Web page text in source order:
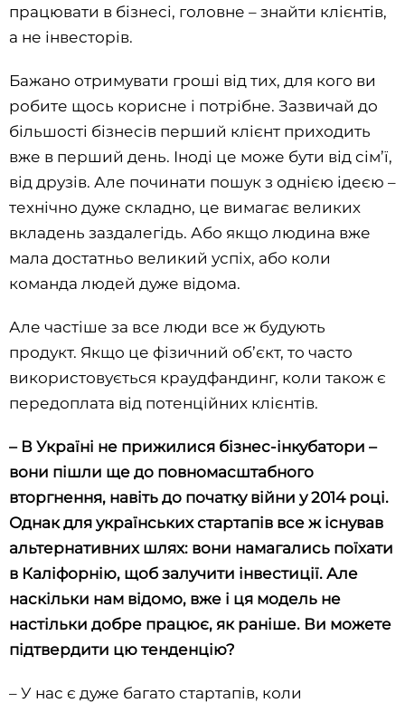
працювати в бізнесі, головне – знайти клієнтів,
а не інвесторів.
Бажано отримувати гроші від тих, для кого ви
робите щось корисне і потрібне. Зазвичай до
більшості бізнесів перший клієнт приходить
вже в перший день. Іноді це може бути від сім’ї,
від друзів. Але починати пошук з однією ідеєю –
технічно дуже складно, це вимагає великих
вкладень заздалегідь. Або якщо людина вже
мала достатньо великий успіх, або коли
команда людей дуже відома.
Але частіше за все люди все ж будують
продукт. Якщо це фізичний об’єкт, то часто
використовується краудфандинг, коли також є
передоплата від потенційних клієнтів.
– В Україні не прижилися бізнес-інкубатори –
вони пішли ще до повномасштабного
вторгнення, навіть до початку війни у 2014 році.
Однак для українських стартапів все ж існував
альтернативних шлях: вони намагались поїхати
в Каліфорнію, щоб залучити інвестиції. Але
наскільки нам відомо, вже і ця модель не
настільки добре працює, як раніше. Ви можете
підтвердити цю тенденцію?
– У нас є дуже багато стартапів, коли